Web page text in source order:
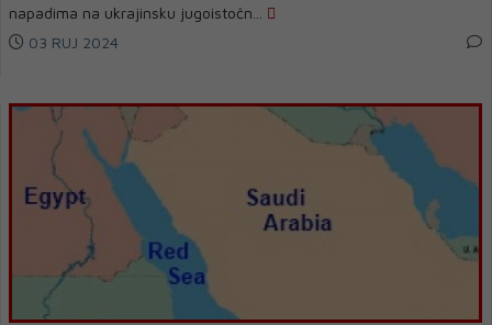
napadima na ukrajinsku jugoistočn...
03 RUJ 2024